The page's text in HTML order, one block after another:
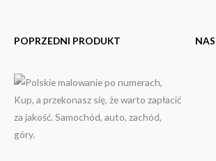
POPRZEDNI PRODUKT
ilość
W
nieznane